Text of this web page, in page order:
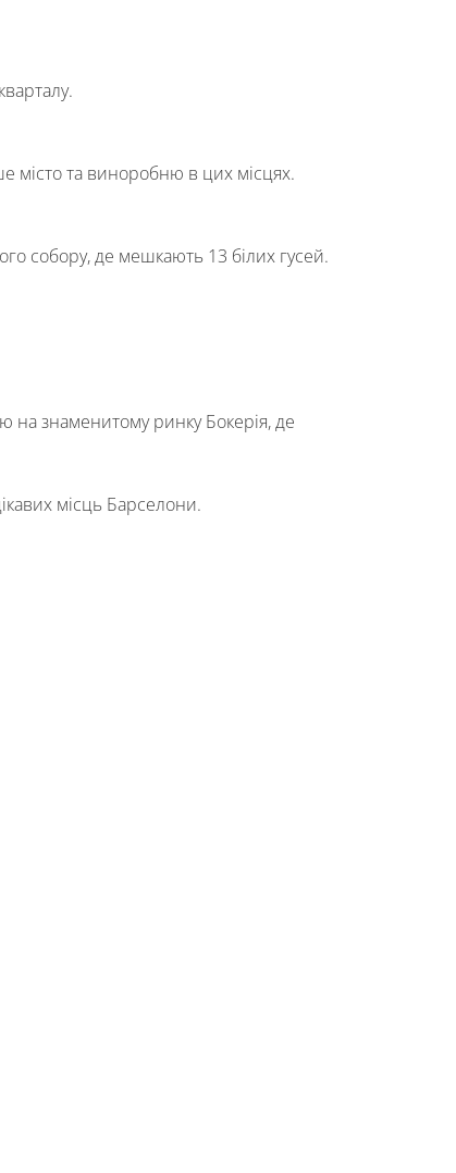
місто та виноробню в цих місцях.
собору, де мешкають 13 білих гусей.
на знаменитому ринку Бокерія, де
місць Барселони.